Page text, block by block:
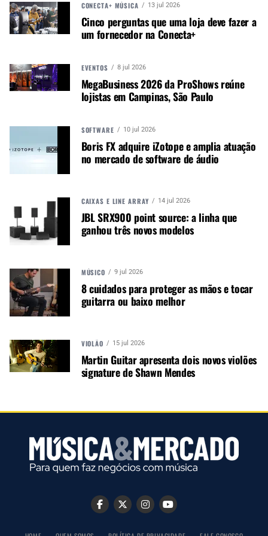
expressiva com um equilíbrio de clareza. Para
qualquer guitarrista que queira expandir a
versatilidade de sua guitarra e capturar os tons
toque diferenciado, Green Magic é o set para
você.
HIGH VOLTAGE
Os captadores Seymour Duncan High Voltage
foram projetados para músicos que procuram um
cristalino. “Acordes poderosos, riffs de legato de
expressivos em uma extremidade e ritmos
gritantes e sustentados na outra”, explica o
comunicado oficial.
CONTINUE ACOMPANHANDO
Receba novas matérias do Música & Mercado no
CONECTA+ MÚSICA 13 jul 2026
Cinco perguntas que uma loja deve fazer a
um fornecedor na Conecta+
EVENTOS 8 jul 2026
MegaBusiness 2026 da ProShows reúne
lojistas em Campinas, São Paulo
SOFTWARE 10 jul 2026
Boris FX adquire iZotope e amplia atuação
no mercado de software de áudio
CAIXAS E LINE ARRAY 14 jul 2026
JBL SRX900 point source: a linha que
ganhou três novos modelos
MÚSICO 9 jul 2026
8 cuidados para proteger as mãos e tocar
guitarra ou baixo melhor
VIOLÃO 15 jul 2026
Martin Guitar apresenta dois novos violões
signature de Shawn Mendes